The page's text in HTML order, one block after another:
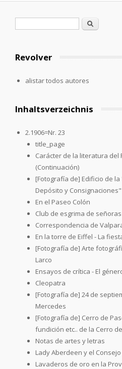
Formulario de búsqueda
Buscar
Revolver
alistar todos autores
Inhaltsverzeichnis
2.1906=Nr. 23
title_page
Carácter de la literatura
(Continuación)
[Fotografía de] Edificio de
Depósito y Consignaciones"
En el Paseo Colón
Club de esgrima de
Correspondencia de
En la torre de Eiffel - La
[Fotografía de] Arte
Larco
Ensayos de crítica - El
Cleopatra
[Fotografía de] 24 de
Mercedes
[Fotografía de] Cerro de
fundición etc.. de la Cerro
Notas de artes y letras
Lady Aberdeen y el
Lavaderos de oro en la